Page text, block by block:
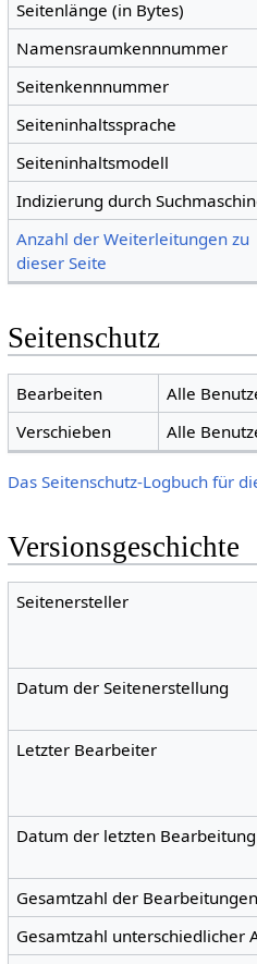
Seitenlänge (in Bytes)
Namensraumkennnummer
Seitenkennnummer
Seiteninhaltssprache
Seiteninhaltsmodell
Indizierung durch
Anzahl der Weiterleitungen zu
dieser Seite
Seitenschutz
Bearbeiten
Alle
Verschieben
Alle
Das Seitenschutz-Logbuch für
Versionsgeschichte
Seitenersteller
Datum der Seitenerstellung
Letzter Bearbeiter
Datum der letzten Bearbeitung
Gesamtzahl der Bearbeitungen
Gesamtzahl unterschiedlicher